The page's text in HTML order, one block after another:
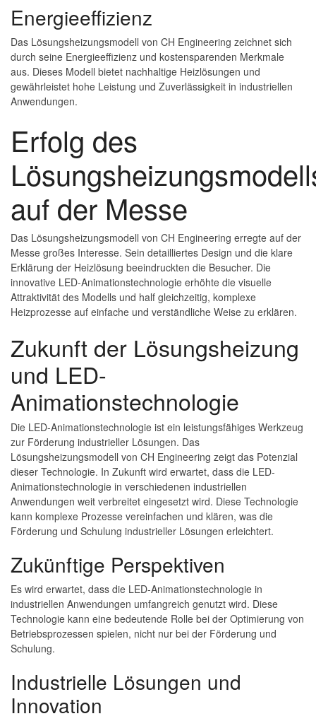
Energieeffizienz
Das Lösungsheizungsmodell von CH Engineering zeichnet sich
durch seine Energieeffizienz und kostensparenden Merkmale
aus. Dieses Modell bietet nachhaltige Heizlösungen und
gewährleistet hohe Leistung und Zuverlässigkeit in industriellen
Anwendungen.
Erfolg des
auf der Messe
Das Lösungsheizungsmodell von CH Engineering erregte auf der
Messe großes Interesse. Sein detailliertes Design und die klare
Erklärung der Heizlösung beeindruckten die Besucher. Die
innovative LED-Animationstechnologie erhöhte die visuelle
Attraktivität des Modells und half gleichzeitig, komplexe
Heizprozesse auf einfache und verständliche Weise zu erklären.
Zukunft der Lösungsheizung
und LED-
Animationstechnologie
Die LED-Animationstechnologie ist ein leistungsfähiges Werkzeug
zur Förderung industrieller Lösungen. Das
Lösungsheizungsmodell von CH Engineering zeigt das Potenzial
dieser Technologie. In Zukunft wird erwartet, dass die LED-
Animationstechnologie in verschiedenen industriellen
Anwendungen weit verbreitet eingesetzt wird. Diese Technologie
kann komplexe Prozesse vereinfachen und klären, was die
Förderung und Schulung industrieller Lösungen erleichtert.
Zukünftige Perspektiven
Es wird erwartet, dass die LED-Animationstechnologie in
industriellen Anwendungen umfangreich genutzt wird. Diese
Technologie kann eine bedeutende Rolle bei der Optimierung von
Betriebsprozessen spielen, nicht nur bei der Förderung und
Schulung.
Industrielle Lösungen und
Innovation